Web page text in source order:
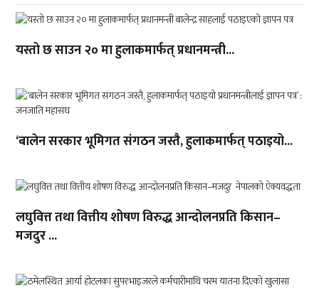
यस्तो छ साउन २० मा हुलाकमार्फत् प्रधानमन्त्री...
‘बालेन सरकार भूमिगत संगठन जस्तै, हुलाकमार्फत् पठाइयो...
लघुवित्त तथा वित्तीय शोषण विरुद्ध आन्दोलनप्रति किसान–
मजदुर ...